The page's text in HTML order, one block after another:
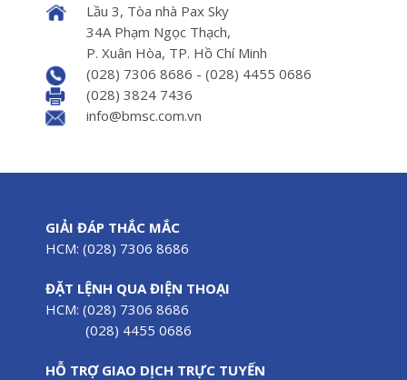
Lầu 3, Tòa nhà Pax Sky
34A Phạm Ngọc Thạch,
P. Xuân Hòa, TP. Hồ Chí Minh
(028) 7306 8686 - (028) 4455 0686
(028) 3824 7436
info@bmsc.com.vn
GIẢI ĐÁP THẮC MẮC
HCM: (028) 7306 8686
ĐẶT LỆNH QUA ĐIỆN THOẠI
HCM: (028) 7306 8686
(028) 4455 0686
HỖ TRỢ GIAO DỊCH TRỰC TUYẾN